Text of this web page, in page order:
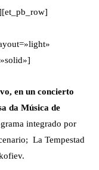
en un concierto
da Música de
integrado por
La Tempestad